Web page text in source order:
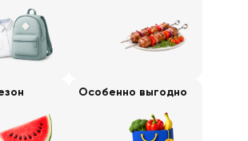
Особенно выгодно